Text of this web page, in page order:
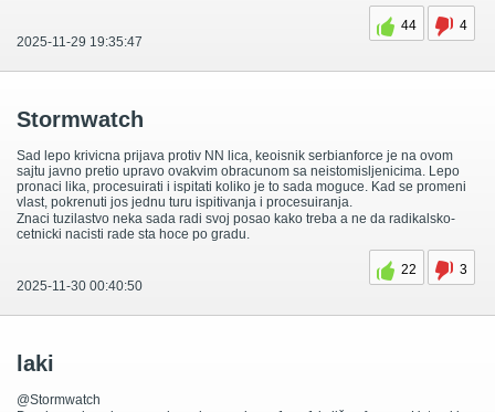
44
4
2025-11-29 19:35:47
Stormwatch
Sad lepo krivicna prijava protiv NN lica, keoisnik serbianforce je na ovom
sajtu javno pretio upravo ovakvim obracunom sa neistomisljenicima. Lepo
pronaci lika, procesuirati i ispitati koliko je to sada moguce. Kad se promeni
vlast, pokrenuti jos jednu turu ispitivanja i procesuiranja.
Znaci tuzilastvo neka sada radi svoj posao kako treba a ne da radikalsko-
cetnicki nacisti rade sta hoce po gradu.
22
3
2025-11-30 00:40:50
laki
@Stormwatch